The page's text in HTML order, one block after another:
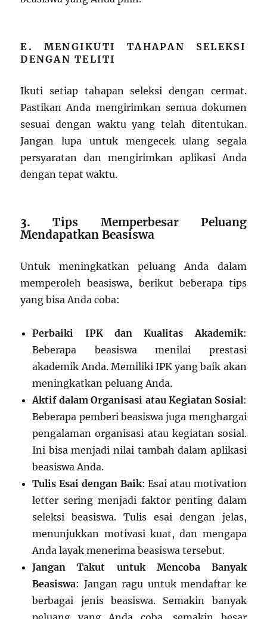
E. MENGIKUTI TAHAPAN SELEKSI
DENGAN TELITI
Ikuti setiap tahapan seleksi dengan cermat.
Pastikan Anda mengirimkan semua dokumen
sesuai dengan waktu yang telah ditentukan.
Jangan lupa untuk mengecek ulang segala
persyaratan dan mengirimkan aplikasi Anda
dengan tepat waktu.
3.Tips Memperbesar Peluang
Mendapatkan Beasiswa
Untuk meningkatkan peluang Anda dalam
memperoleh beasiswa, berikut beberapa tips
yang bisa Anda coba:
Perbaiki IPK dan Kualitas Akademik:
Beberapa beasiswa menilai prestasi
akademik Anda. Memiliki IPK yang baik akan
meningkatkan peluang Anda.
Aktif dalam Organisasi atau Kegiatan Sosial:
Beberapa pemberi beasiswa juga menghargai
pengalaman organisasi atau kegiatan sosial.
Ini bisa menjadi nilai tambah dalam aplikasi
beasiswa Anda.
Tulis Esai dengan Baik: Esai atau motivation
letter sering menjadi faktor penting dalam
seleksi beasiswa. Tulis esai dengan jelas,
menunjukkan motivasi kuat, dan mengapa
Anda layak menerima beasiswa tersebut.
Jangan Takut untuk Mencoba Banyak
Beasiswa: Jangan ragu untuk mendaftar ke
berbagai jenis beasiswa. Semakin banyak